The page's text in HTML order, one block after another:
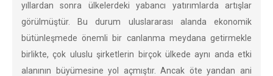
yıllardan sonra ülkelerdeki yabancı yatırımlarda artışlar
görülmüştür. Bu durum uluslararası alanda ekonomik
bütünleşmede önemli bir canlanma meydana getirmekle
birlikte, çok uluslu şirketlerin birçok ülkede aynı anda etki
alanının büyümesine yol açmıştır. Ancak öte yandan ani